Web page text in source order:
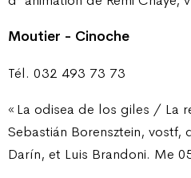
Moutier - Cinoche
Tél. 032 493 73 73
« La odisea de los giles / La
Sebastián Borensztein, vostf,
Darín, et Luis Brandoni. Me